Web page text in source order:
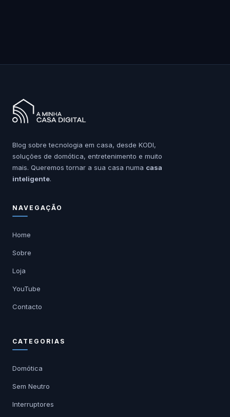
Blog sobre tecnologia em casa, desde KODI,
soluções de domótica, entretenimento e muito
mais. Queremos tornar a sua casa numa casa
inteligente.
NAVEGAÇÃO
Home
Sobre
Loja
YouTube
Contacto
CATEGORIAS
Domótica
Sem Neutro
Interruptores